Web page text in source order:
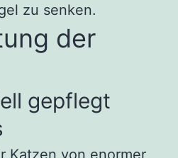
zu senken.
der
gepflegt
Katzen von enormer